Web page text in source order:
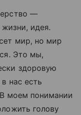
—
идея.
мир, но мир
Это мы,
здоровую
нас есть
моем понимании
голову